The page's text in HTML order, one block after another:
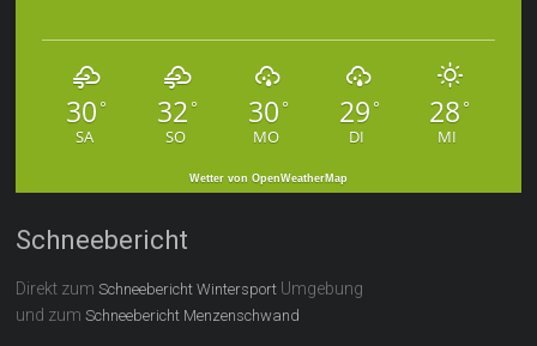
30 °
SA
32 °
SO
30 °
MO
29 °
DI
28 °
MI
Wetter von OpenWeatherMap
Schneebericht
Direkt zumSchneebericht Wintersport Umgebung
und zumSchneebericht Menzenschwand